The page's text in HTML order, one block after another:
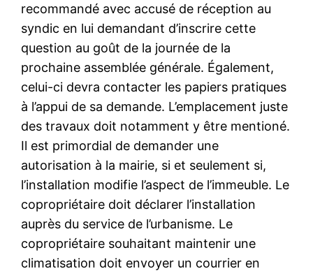
recommandé avec accusé de réception au
syndic en lui demandant d’inscrire cette
question au goût de la journée de la
prochaine assemblée générale. Également,
celui-ci devra contacter les papiers pratiques
à l’appui de sa demande. L’emplacement juste
des travaux doit notamment y être mentioné.
Il est primordial de demander une
autorisation à la mairie, si et seulement si,
l’installation modifie l’aspect de l’immeuble. Le
copropriétaire doit déclarer l’installation
auprès du service de l’urbanisme. Le
copropriétaire souhaitant maintenir une
climatisation doit envoyer un courrier en